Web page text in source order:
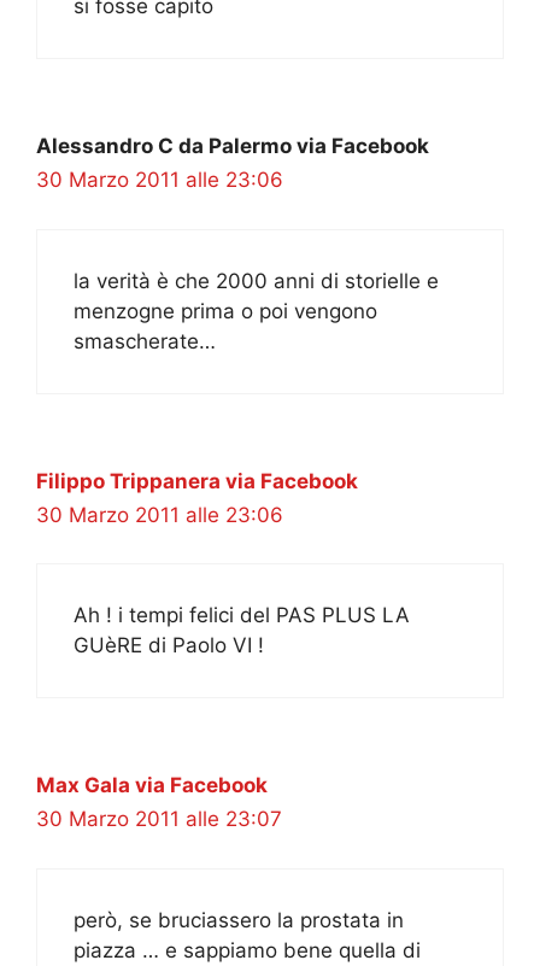
si fosse capito
Alessandro C da Palermo via Facebook
30 Marzo 2011 alle 23:06
la verità è che 2000 anni di storielle e
menzogne prima o poi vengono
smascherate…
Filippo Trippanera via Facebook
30 Marzo 2011 alle 23:06
Ah ! i tempi felici del PAS PLUS LA
GUèRE di Paolo VI !
Max Gala via Facebook
30 Marzo 2011 alle 23:07
però, se bruciassero la prostata in
piazza … e sappiamo bene quella di